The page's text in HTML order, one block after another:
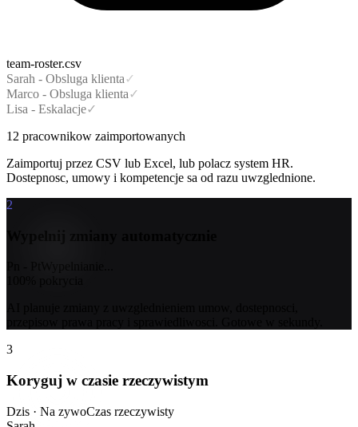
team-roster.csv
Sarah - Obsluga klienta ✓
Marco - Obsluga klienta✓
Lisa - Eskalacje✓
12 pracownikow zaimportowanych
Zaimportuj przez CSV lub Excel, lub polacz system HR.
Dostepnosc, umowy i kompetencje sa od razu uwzglednione.
2
3
Koryguj w czasie rzeczywistym
Dzis · Na zywoCzas rzeczywisty